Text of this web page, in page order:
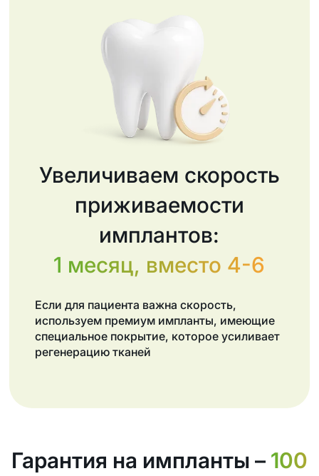
Увеличиваем скорость
приживаемости
имплантов:
1 месяц, вместо 4-6
Если для пациента важна скорость,
используем премиум импланты, имеющие
специальное покрытие, которое усиливает
регенерацию тканей
Гарантия на импланты – 100